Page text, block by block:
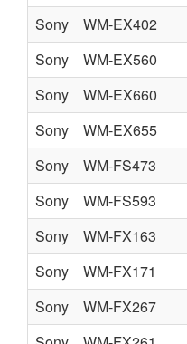
Sony
WM-EX402
Sony
WM-EX560
Sony
WM-EX660
Sony
WM-EX655
Sony
WM-FS473
Sony
WM-FS593
Sony
WM-FX163
Sony
WM-FX171
Sony
WM-FX267